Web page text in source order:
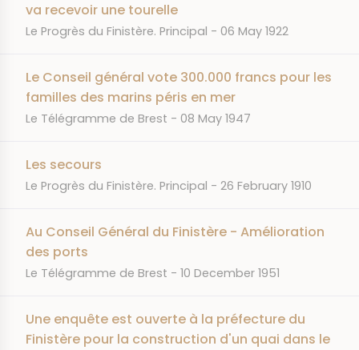
va recevoir une tourelle
JOURNAL
Le Progrès du Finistère. Principal DATE
06 May 1922
Le Conseil général vote 300.000 francs pour les
familles des marins péris en mer
JOURNAL
Le Télégramme de Brest DATE
08 May 1947
Les secours
JOURNAL
Le Progrès du Finistère. Principal DATE
26 February 1910
Au Conseil Général du Finistère - Amélioration
des ports
JOURNAL
Le Télégramme de Brest DATE
10 December 1951
Une enquête est ouverte à la préfecture du
Finistère pour la construction d'un quai dans le